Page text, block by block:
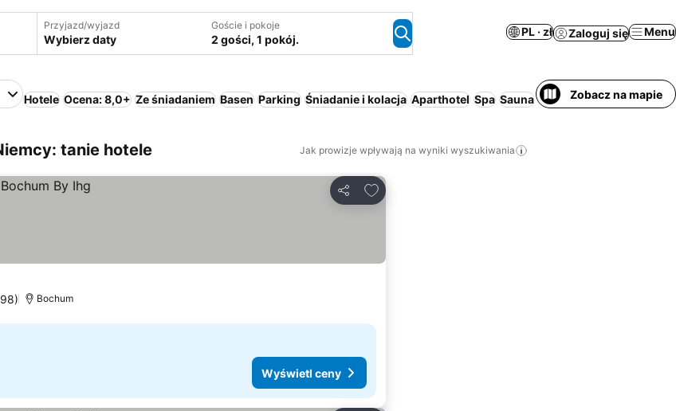
Przyjazd/wyjazd
Wybierz daty
Goście i pokoje
2 gości, 1 pokój.
PL · zł Zaloguj się Menu
Hotele Ocena: 8,0+ Ze śniadaniem Basen Parking Śniadanie i kolacja Aparthotel Spa Sauna Klimatyzacja Basen
Zobacz na mapie
tanie hotele Jak prowizje wpływają na wyniki wyszukiwania
Udostępnij
Dodaj do ulubionych
Bochum
Wyświetl ceny